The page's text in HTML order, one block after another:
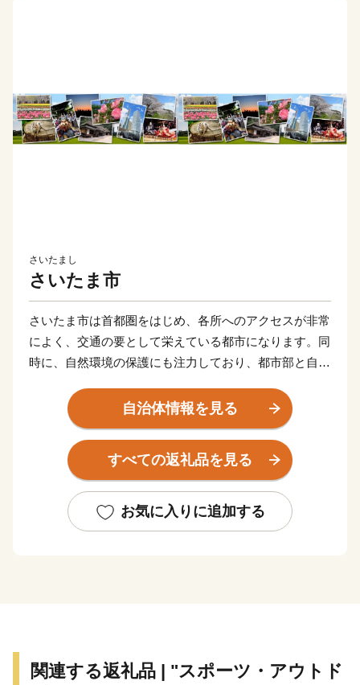
さいたまし
さいたま市
さいたま市は首都圏をはじめ、各所へのアクセスが非常
によく、交通の要として栄えている都市になります。同
時に、自然環境の保護にも注力しており、都市部と自然
また、スポーツが盛んでサッカーのまちとしても知られ
ており、文化芸術の面では、人形の産地、盆栽の歴史を
支える聖地として、多くの観光客が訪れています。
そんな多彩な切り口で楽しめる当市へのお越しを心から
自治体情報を見る
すべての返礼品を見る
お気に入りに追加する
関連する返礼品 | "スポーツ・アウトド